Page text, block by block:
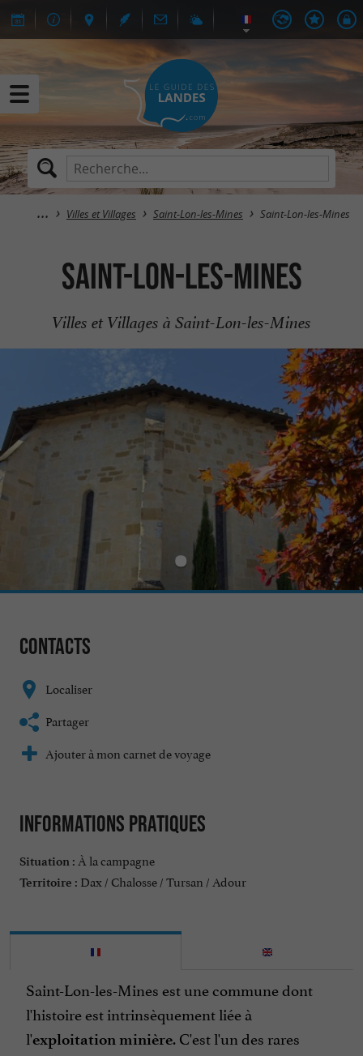
Villes et Villages Saint-Lon-les-Mines Saint-Lon-les-Mines
Saint-Lon-les-Mines
Villes et Villages à Saint-Lon-les-Mines
Contacts
Localiser
Partager
Ajouter à mon carnet de voyage
Informations pratiques
Situation : À la campagne
Territoire : Dax / Chalosse / Tursan / Adour
Saint-Lon-les-Mines est une commune dont
l'histoire est intrinsèquement liée à
l'exploitation minière. C'est l'un des rares